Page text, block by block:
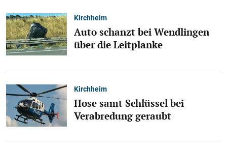
Kirchheim
Auto schanzt bei Wendlingen
über die Leitplanke
Kirchheim
Hose samt Schlüssel bei
Verabredung geraubt